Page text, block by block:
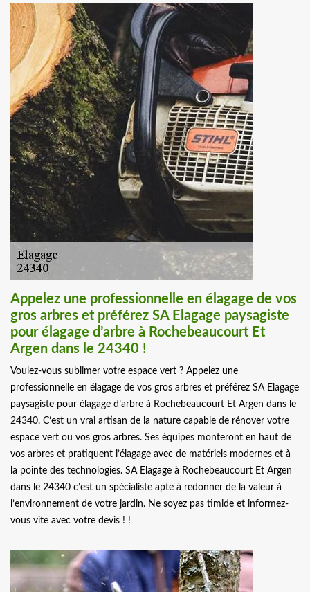
Appelez une professionnelle en élagage de vos
gros arbres et préférez SA Elagage paysagiste
pour élagage d’arbre à Rochebeaucourt Et
Argen dans le 24340 !
Voulez-vous sublimer votre espace vert ? Appelez une
professionnelle en élagage de vos gros arbres et préférez SA Elagage
paysagiste pour élagage d’arbre à Rochebeaucourt Et Argen dans le
24340. C’est un vrai artisan de la nature capable de rénover votre
espace vert ou vos gros arbres. Ses équipes monteront en haut de
vos arbres et pratiquent l’élagage avec de matériels modernes et à
la pointe des technologies. SA Elagage à Rochebeaucourt Et Argen
dans le 24340 c’est un spécialiste apte à redonner de la valeur à
l’environnement de votre jardin. Ne soyez pas timide et informez-
vous vite avec votre devis ! !